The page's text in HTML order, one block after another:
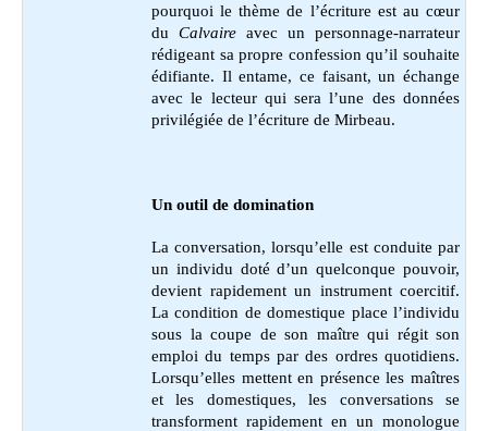
pourquoi le thème de l’écriture est au cœur
du Calvaire avec un personnage-narrateur
rédigeant sa propre confession qu’il souhaite
édifiante. Il entame, ce faisant, un échange
avec le lecteur qui sera l’une des données
privilégiée de l’écriture de Mirbeau.
Un outil de domination
La conversation, lorsqu’elle est conduite par
un individu doté d’un quelconque pouvoir,
devient rapidement un instrument coercitif.
La condition de domestique place l’individu
sous la coupe de son maître qui régit son
emploi du temps par des ordres quotidiens.
Lorsqu’elles mettent en présence les maîtres
et les domestiques, les conversations se
transforment rapidement en un monologue